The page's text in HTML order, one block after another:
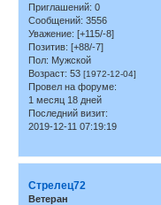
Приглашений: 0
Сообщений: 3556
Уважение: [+115/-8]
Позитив: [+88/-7]
Пол: Мужской
Возраст: 53 [1972-12-04]
Провел на форуме:
1 месяц 18 дней
Последний визит:
2019-12-11 07:19:19
Стрелец72
Ветеран